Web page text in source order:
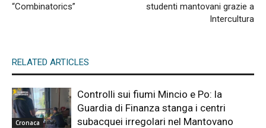
“Combinatorics”
studenti mantovani grazie a
Intercultura
RELATED ARTICLES
Cronaca
Controlli sui fiumi Mincio e Po: la
Guardia di Finanza stanga i centri
subacquei irregolari nel Mantovano